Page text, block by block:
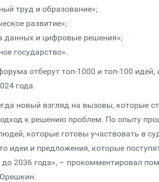
труд и образование»;
развитие»;
данных и цифровые решения»;
государство».
отберут топ-1000 и топ-100
года.
новый взгляд на вызовы, которые
к решению проблем. По опыту
которые готовы участвовать в
идеи и предложения, которые
2036 года», – прокомментировал